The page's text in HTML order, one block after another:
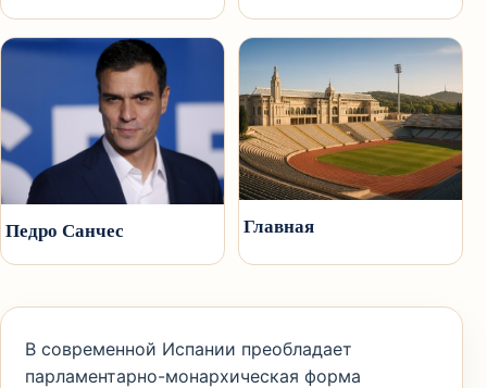
Педро Санчес Главная
В современной Испании преобладает
парламентарно-монархическая форма